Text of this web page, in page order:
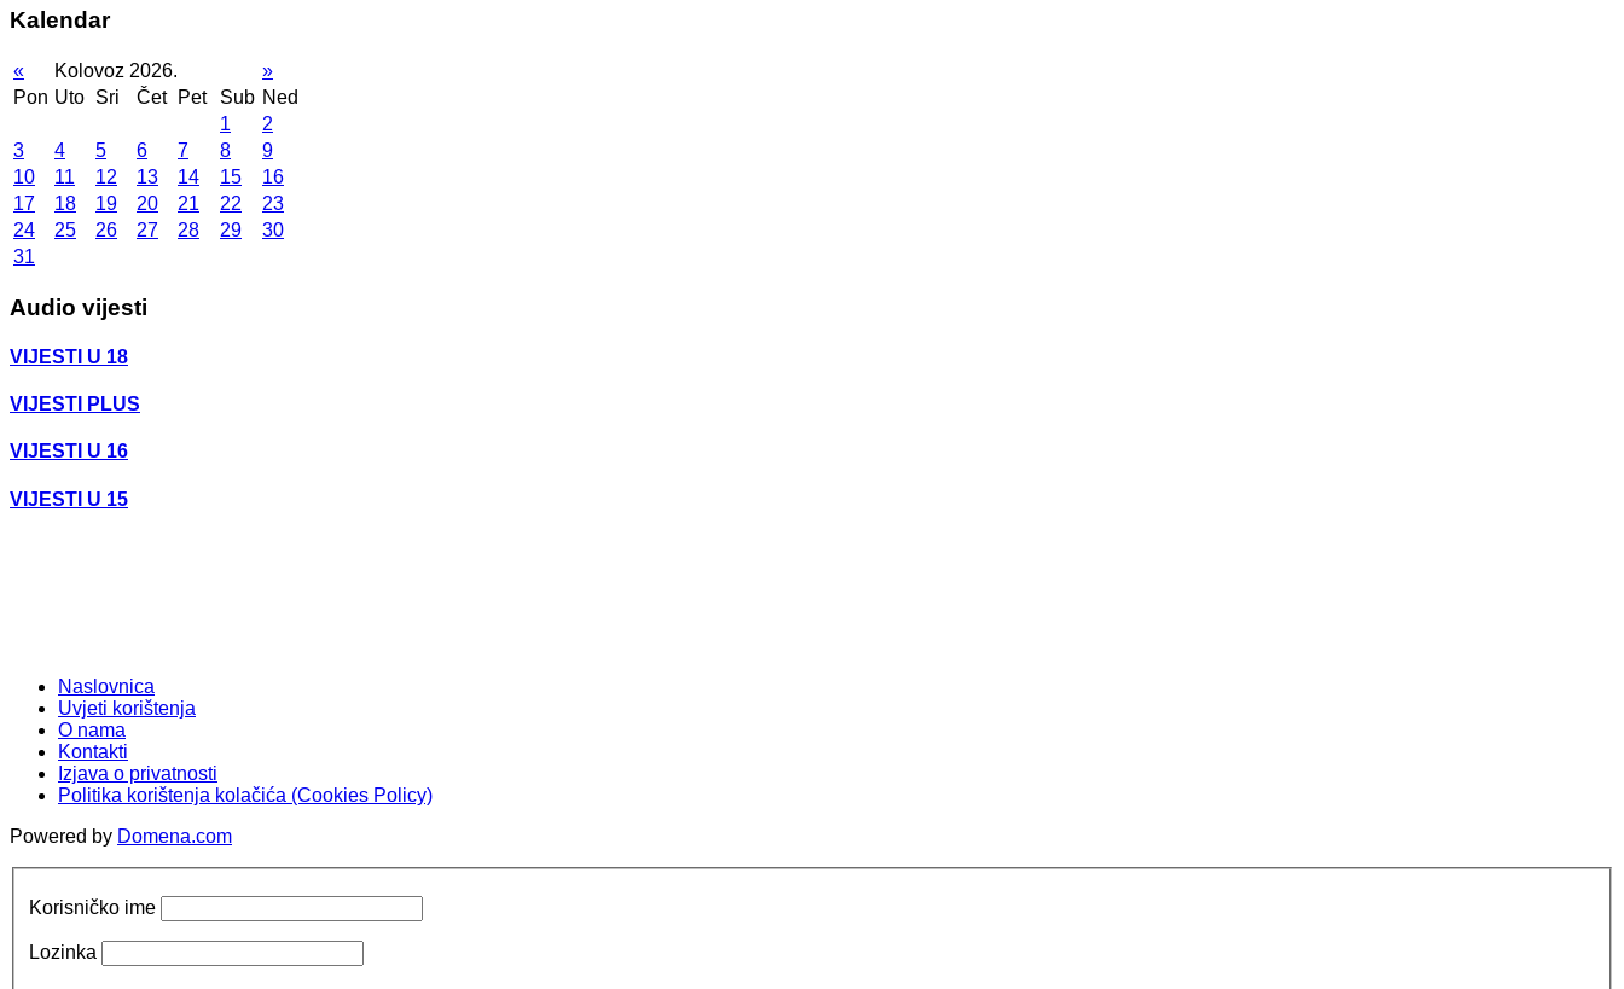
Kalendar
« Kolovoz 2026.
»
Pon Uto Sri Čet Pet Sub Ned
1
2
3
4 5 6 7 8
9
10
11 12 13 14 15
16
17
18 19 20 21 22
23
24
25 26 27 28 29
30
31
Audio vijesti
VIJESTI U 18
VIJESTI PLUS
VIJESTI U 16
VIJESTI U 15
Naslovnica
Uvjeti korištenja
O nama
Kontakti
Izjava o privatnosti
Politika korištenja kolačića (Cookies Policy)
Powered by Domena.com
Korisničko ime
Lozinka